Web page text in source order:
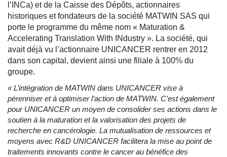
l’INCa) et de la Caisse des Dépôts, actionnaires
historiques et fondateurs de la société MATWIN SAS qui
porte le programme du même nom « Maturation &
Accelerating Translation With INdustry ». La société, qui
avait déjà vu l’actionnaire UNICANCER rentrer en 2012
dans son capital, devient ainsi une filiale à 100% du
groupe.
«L’intégration de MATWIN dans UNICANCER vise à
pérenniser et à optimiser l’action de MATWIN. C’est également
pour UNICANCER un moyen de consolider ses actions dans le
soutien à la maturation et la valorisation des projets de
recherche en cancérologie. La mutualisation de ressources et
moyens avec R&D UNICANCER facilitera la mise au point de
traitements innovants contre le cancer au bénéfice des